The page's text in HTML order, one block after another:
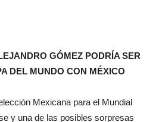
GÓMEZ PODRÍA SER
DEL MUNDO CON MÉXICO
Mexicana para el Mundial
y una de las posibles sorpresas